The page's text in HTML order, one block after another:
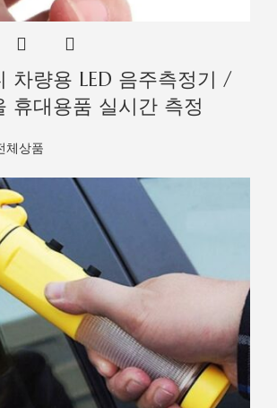
차량용 LED 음주측정기 /
휴대용품 실시간 측정
체상품